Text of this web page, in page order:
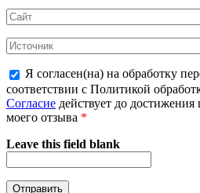
Я согласен(на) на обработку
соответствии с Политикой
Согласие действует до
моего отзыва *
Leave this field blank